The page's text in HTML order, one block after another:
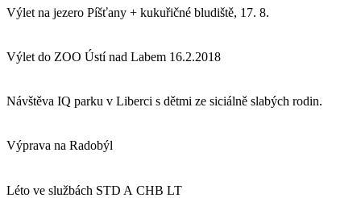
Výlet na jezero Píšťany + kukuřičné bludiště, 17. 8.
Výlet do ZOO Ústí nad Labem 16.2.2018
Návštěva IQ parku v Liberci s dětmi ze siciálně slabých rodin.
Výprava na Radobýl
Léto ve službách STD A CHB LT